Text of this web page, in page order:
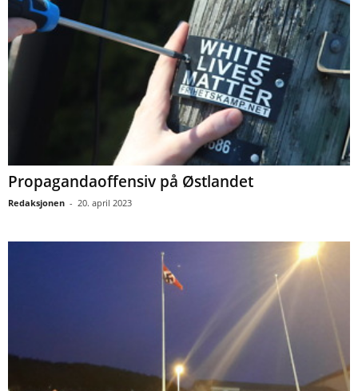
Propagandaoffensiv på Østlandet
Redaksjonen - 20. april 2023